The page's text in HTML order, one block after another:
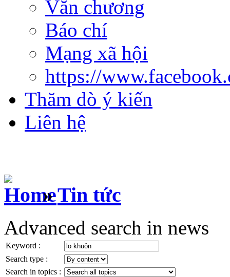
Văn chương
Báo chí
Mạng xã hội
https://
Thăm dò ý kiến
Liên hệ
» Tin tức
Advanced search in news
Keyword :
Search type :
Search in topics :